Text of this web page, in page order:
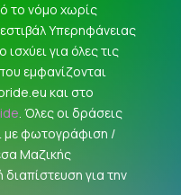
το νόμο χωρίς
Υπερηφάνειας
για όλες τις
εμφανίζονται
και στο
. Όλες οι δράσεις
με φωτογράφιση /
Μαζικής
διαπίστευση για την